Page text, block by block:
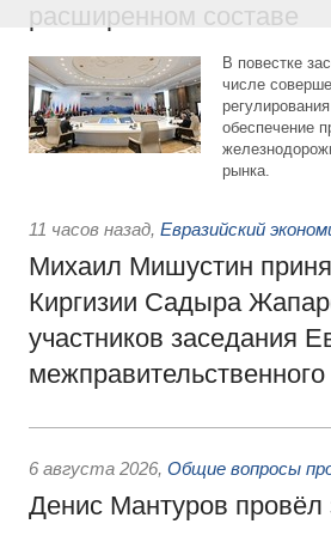
расширенном составе
В повестке
числе
обеспечение
рынка.
11 часов назад, Евразийский
Михаил Мишустин
Киргизии Садыра
участников заседания
межправительственного
6 августа 2026, Общие вопросы
Денис Мантуров провёл